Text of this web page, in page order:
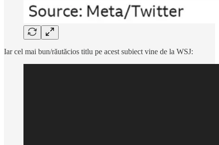
Iar cel mai bun/răutăcios titlu pe acest subiect vine de la WSJ: